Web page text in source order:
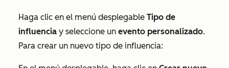
Haga clic en el menú desplegable Tipo de
influencia y seleccione un evento personalizado.
Para crear un nuevo tipo de influencia: